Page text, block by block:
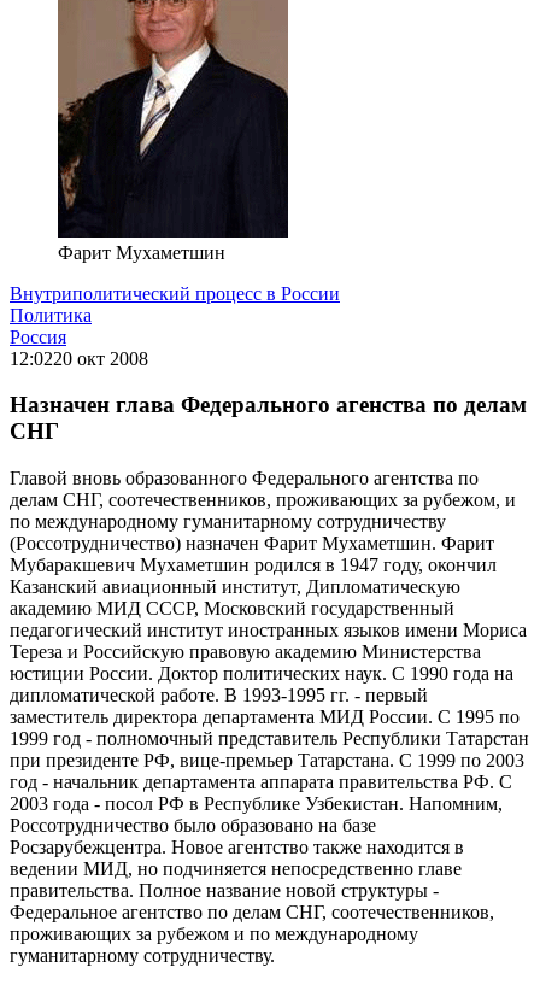
Фарит Мухаметшин
Внутриполитический процесс в России
Политика
Россия
12:0220 окт 2008
Назначен глава Федерального агенства по делам
СНГ
Главой вновь образованного Федерального агентства по
делам СНГ, соотечественников, проживающих за рубежом, и
по международному гуманитарному сотрудничеству
(Россотрудничество) назначен Фарит Мухаметшин. Фарит
Мубаракшевич Мухаметшин родился в 1947 году, окончил
Казанский авиационный институт, Дипломатическую
академию МИД СССР, Московский государственный
педагогический институт иностранных языков имени Мориса
Тереза и Российскую правовую академию Министерства
юстиции России. Доктор политических наук. С 1990 года на
дипломатической работе. В 1993-1995 гг. - первый
заместитель директора департамента МИД России. С 1995 по
1999 год - полномочный представитель Республики Татарстан
при президенте РФ, вице-премьер Татарстана. С 1999 по 2003
год - начальник департамента аппарата правительства РФ. С
2003 года - посол РФ в Республике Узбекистан. Напомним,
Россотрудничество было образовано на базе
Росзарубежцентра. Новое агентство также находится в
ведении МИД, но подчиняется непосредственно главе
правительства. Полное название новой структуры -
Федеральное агентство по делам СНГ, соотечественников,
проживающих за рубежом и по международному
гуманитарному сотрудничеству.